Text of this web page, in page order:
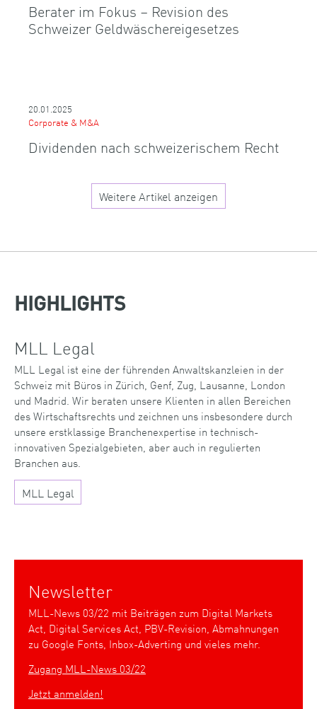
Berater im Fokus – Revision des
Schweizer Geldwäschereigesetzes
20.01.2025
Corporate & M&A
Dividenden nach schweizerischem Recht
Weitere Artikel anzeigen
HIGHLIGHTS
MLL Legal
MLL Legal ist eine der führenden Anwaltskanzleien in der
Schweiz mit Büros in Zürich, Genf, Zug, Lausanne, London
und Madrid. Wir beraten unsere Klienten in allen Bereichen
des Wirtschaftsrechts und zeichnen uns insbesondere durch
unsere erstklassige Branchenexpertise in technisch-
innovativen Spezialgebieten, aber auch in regulierten
Branchen aus.
MLL Legal
Newsletter
MLL-News 03/22 mit Beiträgen zum Digital Markets
Act, Digital Services Act, PBV-Revision, Abmahnungen
zu Google Fonts, Inbox-Adverting und vieles mehr.
Zugang MLL-News 03/22
Jetzt anmelden!